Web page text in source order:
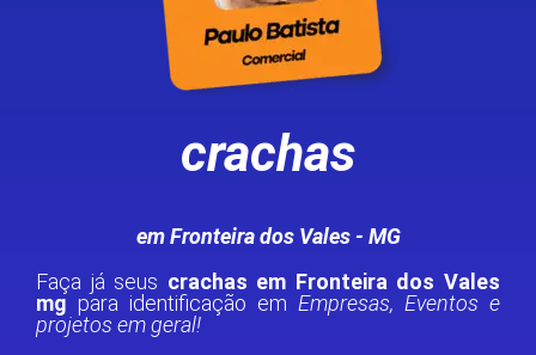
crachas
em Fronteira dos Vales - MG
Faça já seus crachas em Fronteira dos Vales
mg para identificação em Empresas, Eventos e
projetos em geral!